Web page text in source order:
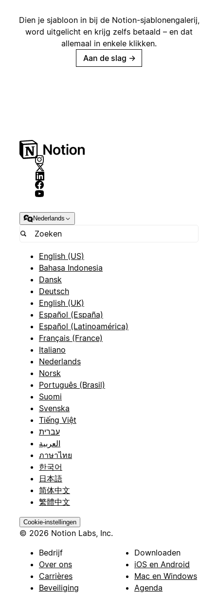
Dien je sjabloon in bij de Notion-sjablonengalerij,
word uitgelicht en krijg zelfs betaald – en dat
allemaal in enkele klikken.
Aan de slag →
Nederlands
English (US)
Bahasa Indonesia
Dansk
Deutsch
English (UK)
Español (España)
Español (Latinoamérica)
Français (France)
Italiano
Nederlands
Norsk
Português (Brasil)
Suomi
Svenska
Tiếng Việt
עברית
العربية
ภาษาไทย
한국어
日本語
简体中文
繁體中文
Cookie-instellingen
© 2026 Notion Labs, Inc.
Bedrijf
Over ons
Carrières
Beveiliging
Downloaden
iOS en Android
Mac en Windows
Agenda